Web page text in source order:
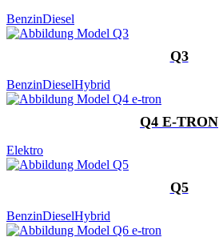
BenzinDiesel
Q3
BenzinDieselHybrid
Q4 E-TRON
Elektro
Q5
BenzinDieselHybrid